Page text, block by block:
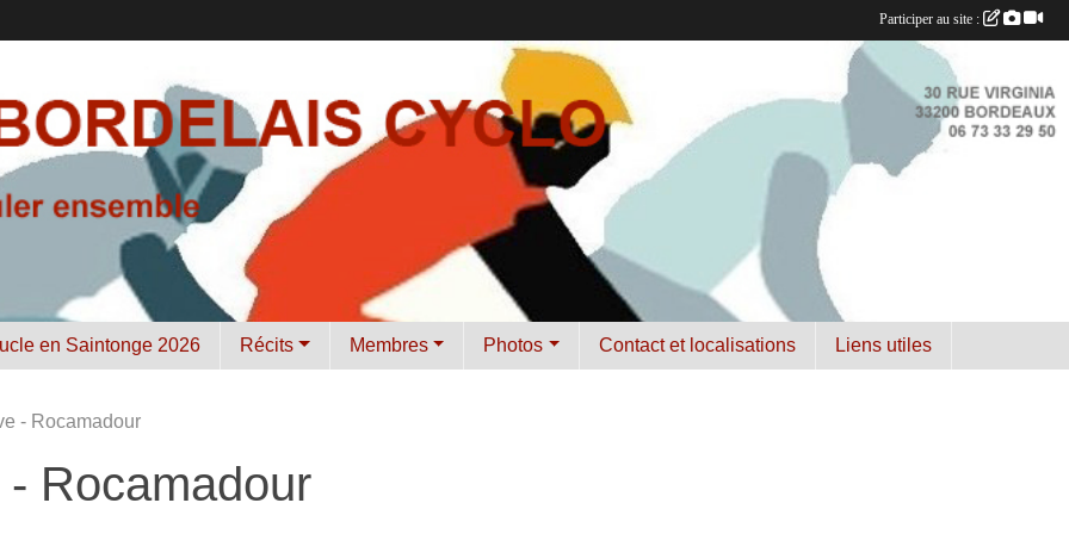
en Saintonge 2026 Récits Membres Photos Contact et localisations Liens utiles
- Rocamadour
Rocamadour
Participer au site :